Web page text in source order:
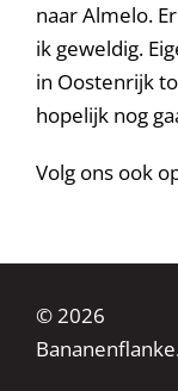
naar Almelo.
ik geweldig.
in Oostenrijk
hopelijk nog
Volg ons ook
© 2026